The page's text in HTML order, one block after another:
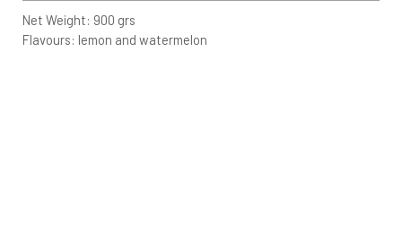
Net Weight: 900 grs
Flavours: lemon and watermelon